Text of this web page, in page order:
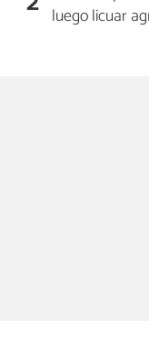
luego licuar